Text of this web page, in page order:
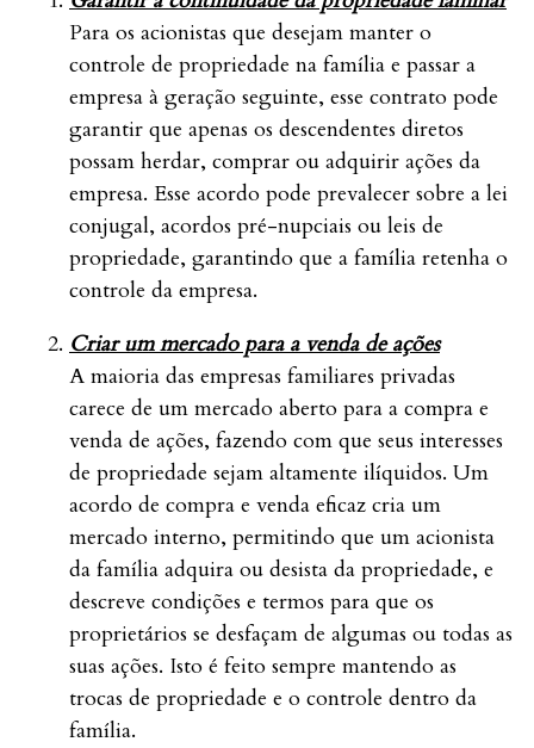
Para os acionistas que desejam manter o
controle de propriedade na família e passar a
empresa à geração seguinte, esse contrato pode
garantir que apenas os descendentes diretos
possam herdar, comprar ou adquirir ações da
empresa. Esse acordo pode prevalecer sobre a lei
conjugal, acordos pré-nupciais ou leis de
propriedade, garantindo que a família retenha o
controle da empresa.
Criar um mercado para a venda de ações
A maioria das empresas familiares privadas
carece de um mercado aberto para a compra e
venda de ações, fazendo com que seus interesses
de propriedade sejam altamente ilíquidos. Um
acordo de compra e venda eficaz cria um
mercado interno, permitindo que um acionista
da família adquira ou desista da propriedade, e
descreve condições e termos para que os
proprietários se desfaçam de algumas ou todas as
suas ações. Isto é feito sempre mantendo as
trocas de propriedade e o controle dentro da
família.